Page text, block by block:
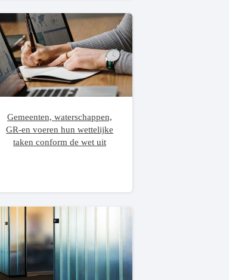
Gemeenten, waterschappen,
GR-en voeren hun wettelijke
taken conform de wet uit